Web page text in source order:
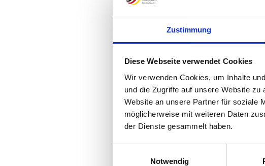
Zustimmung
Diese Webseite verwendet Cookies
Wir verwenden Cookies, um Inhalte
und die Zugriffe auf unsere Website
Website an unsere Partner für soziale
möglicherweise mit weiteren Daten
der Dienste gesammelt haben.
Notwendig
WOW-Räume Ladenburg
weiterlesen ...
WEITERE INFOS &
Fr |13.11.2026
15:00 - 18:00